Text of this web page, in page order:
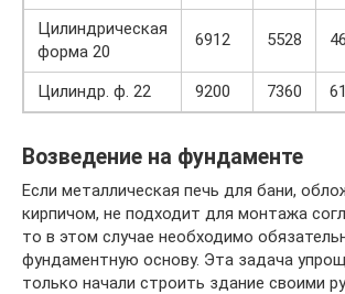
Цилиндрическая
форма 20
6912 5528
Цилиндр. ф. 22 9200 7360
Возведение на фундаменте
Если металлическая печь для бани,
кирпичом, не подходит для монтажа
то в этом случае необходимо
фундаментную основу. Эта задача
только начали строить здание своими